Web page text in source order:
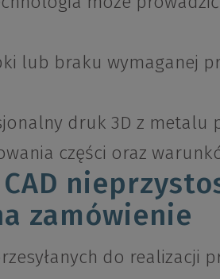
lub braku wymaganej
druk 3D z metalu
części oraz
zamówienie
do realizacji